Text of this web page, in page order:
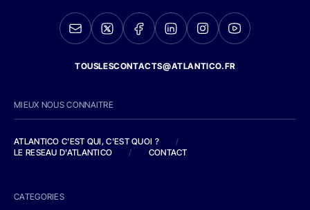
TOUSLESCONTACTS@ATLANTICO.FR
MIEUX NOUS CONNAITRE
ATLANTICO C'EST QUI, C'EST QUOI ?
/
LE RESEAU D'ATLANTICO
/ CONTACT
CATEGORIES